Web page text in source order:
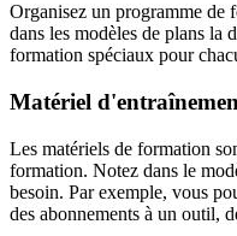
Organisez un programme de
dans les modèles de plans la
formation spéciaux pour
Matériel
Les matériels de formation
formation. Notez dans le
besoin. Par exemple, vous
des abonnements à un outil,